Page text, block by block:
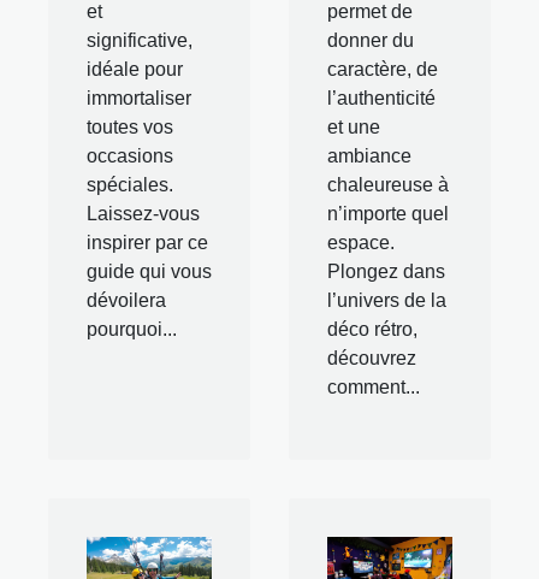
et
significative,
idéale pour
immortaliser
toutes vos
occasions
spéciales.
Laissez-vous
inspirer par ce
guide qui vous
dévoilera
pourquoi...
permet de
donner du
caractère, de
l’authenticité
et une
ambiance
chaleureuse à
n’importe quel
espace.
Plongez dans
l’univers de la
déco rétro,
découvrez
comment...